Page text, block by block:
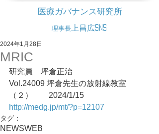
医療ガバナンス研究所
理事長 上昌広SNS
MRIC
2024年1月28日
研究員　坪倉正治
Vol.24009 坪倉先生の放射線教室
（２）	2024/1/15
http://medg.jp/mt/?p=12107
タグ：
NEWSWEB